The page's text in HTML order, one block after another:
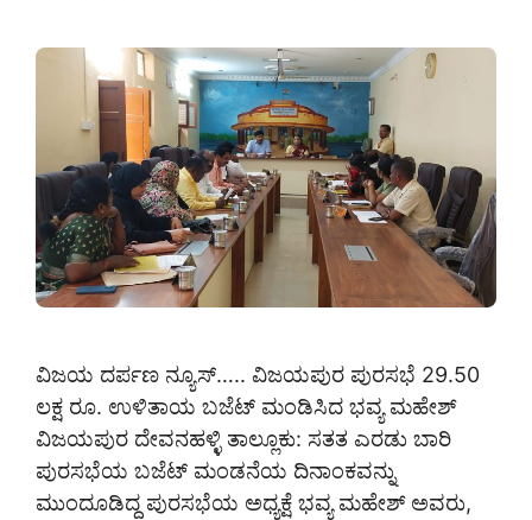
ವಿಜಯ ದರ್ಪಣ ನ್ಯೂಸ್….. ವಿಜಯಪುರ ಪುರಸಭೆ 29.50
ಲಕ್ಷ ರೂ. ಉಳಿತಾಯ ಬಜೆಟ್ ಮಂಡಿಸಿದ ಭವ್ಯ ಮಹೇಶ್
ವಿಜಯಪುರ ದೇವನಹಳ್ಳಿ ತಾಲ್ಲೂಕು: ಸತತ ಎರಡು ಬಾರಿ
ಪುರಸಭೆಯ ಬಜೆಟ್ ಮಂಡನೆಯ ದಿನಾಂಕವನ್ನು
ಮುಂದೂಡಿದ್ದ ಪುರಸಭೆಯ ಅಧ್ಯಕ್ಷೆ ಭವ್ಯ ಮಹೇಶ್ ಅವರು,